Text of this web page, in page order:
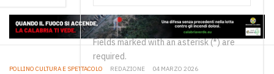
Fields marked with an asterisk (*) are
required.
POLLINO CULTURA E SPETTACOLO REDAZIONE 04 MARZO 2026